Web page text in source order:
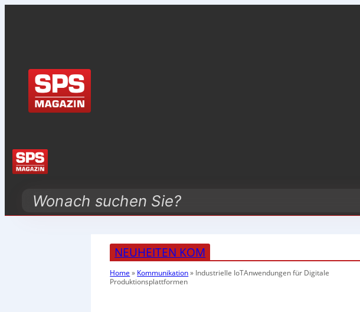
Search
NEUHEITEN KOM
Home » Kommunikation» Industrielle IoTAnwendungen für Digitale
Produktionsplattformen